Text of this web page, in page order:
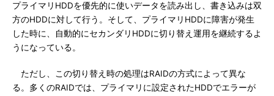
プライマリHDDを優先的に使いデータを読み出し、書き込みは双
方のHDDに対して行う。そして、プライマリHDDに障害が発生
した時に、自動的にセカンダリHDDに切り替え運用を継続するよ
うになっている。
ただし、この切り替え時の処理はRAIDの方式によって異な
る。多くのRAIDでは、プライマリに設定されたHDDでエラーが